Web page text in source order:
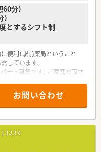
60分）
とするシフト制
便利！駅前薬局ということ
しています。
ート募集です。ご家庭と両立
務いただける方も大歓迎で
お問い合わせ
13239